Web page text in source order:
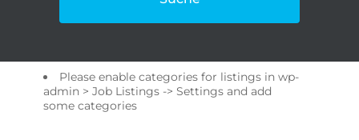
Please enable categories for listings in wp-
admin > Job Listings -> Settings and add
some categories